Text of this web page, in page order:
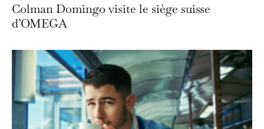
Colman Domingo visite le siège suisse
d’OMEGA